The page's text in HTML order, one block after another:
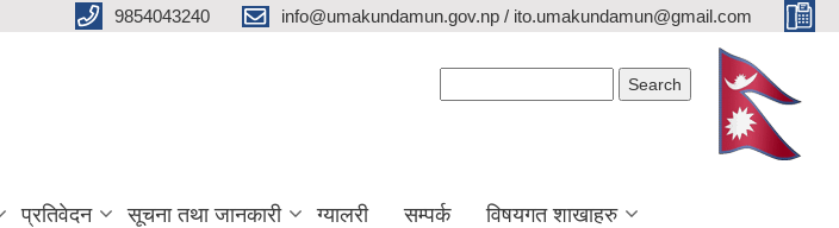
9854043240 info@umakundamun.gov.np / ito.umakundamun@gmail.com
प्रतिवेदन सूचना तथा जानकारी ग्यालरी सम्पर्क विषयगत शाखाहरु